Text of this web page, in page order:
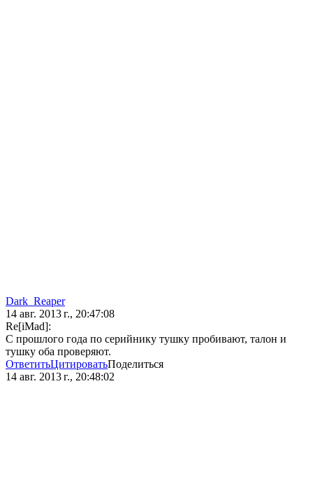
Dark_Reaper
14 авг. 2013 г., 20:47:08
Re[iMad]:
С прошлого года по серийнику тушку пробивают, талон и
тушку оба проверяют.
ОтветитьЦитироватьПоделиться
14 авг. 2013 г., 20:48:02